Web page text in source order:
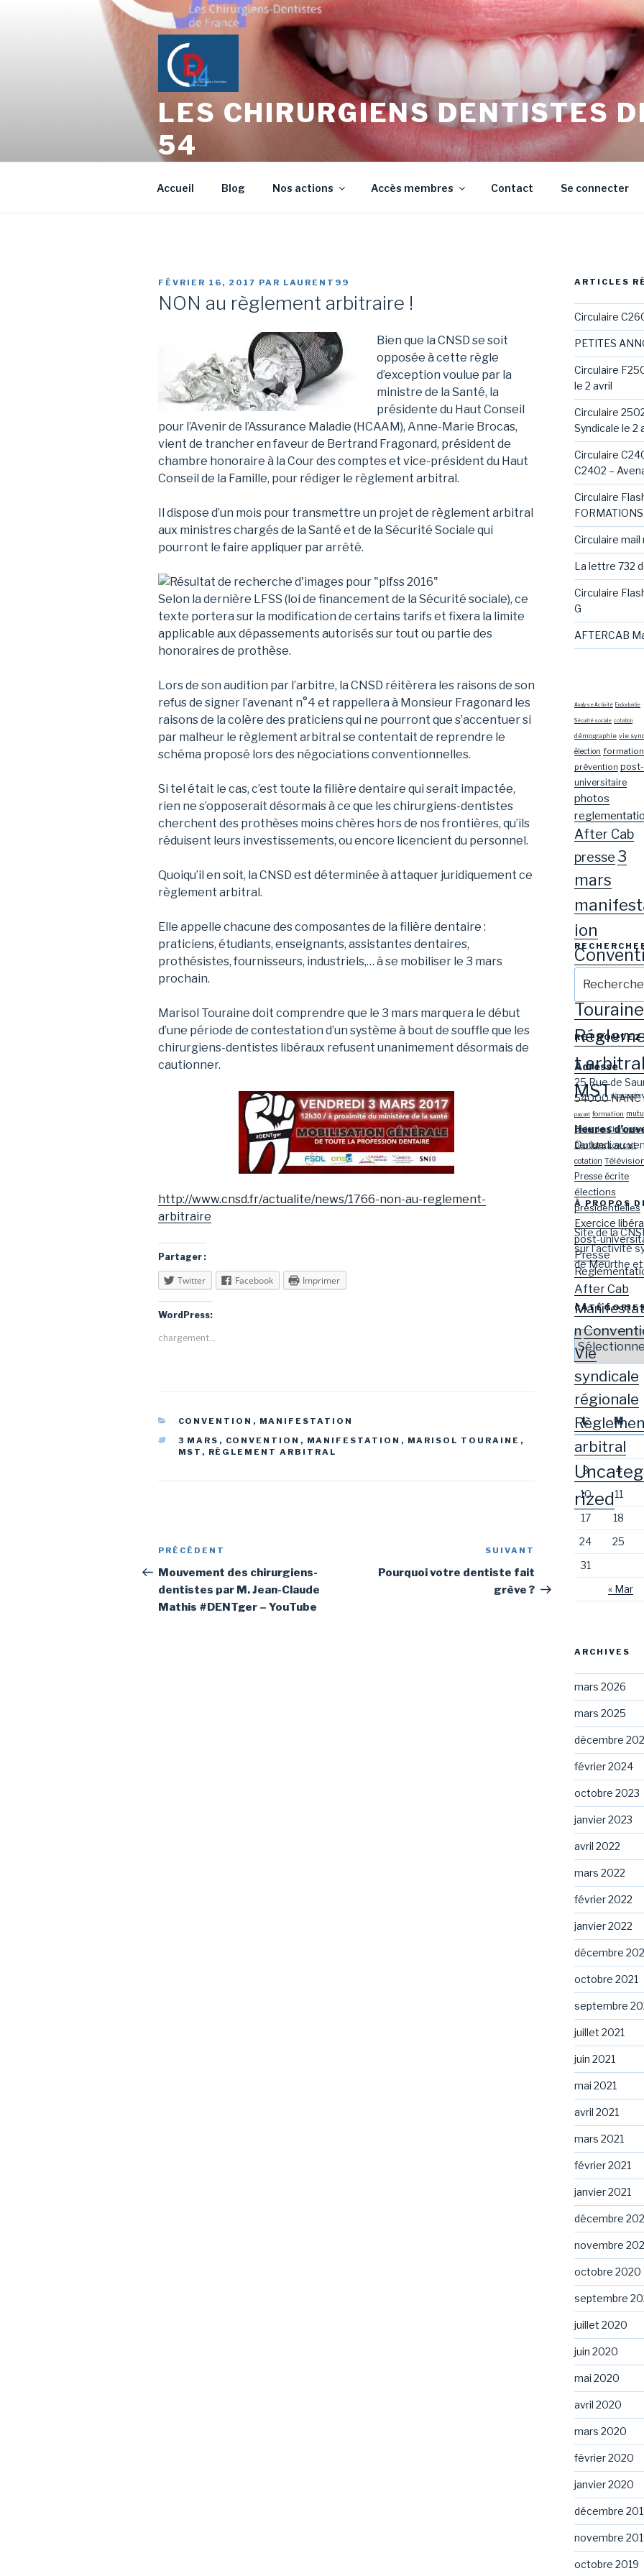
LES CHIRURGIENS DENTISTES
54
Accueil Blog Nos actions Accès membres Contact Se connecter
PUBLIÉ
FÉVRIER 16, 2017 PAR LAURENT99
NON au règlement arbitraire !
Bien que la CNSD se soit
opposée à cette règle
d’exception voulue par la
ministre de la Santé, la
présidente du Haut Conseil
pour l’Avenir de l’Assurance Maladie (HCAAM), Anne-Marie Brocas,
vient de trancher en faveur de Bertrand Fragonard, président de
chambre honoraire à la Cour des comptes et vice-président du Haut
Conseil de la Famille, pour rédiger le règlement arbitral.
Il dispose d’un mois pour transmettre un projet de règlement arbitral
aux ministres chargés de la Santé et de la Sécurité Sociale qui
pourront le faire appliquer par arrêté.
Selon la dernière LFSS (loi de financement de la Sécurité sociale), ce
texte portera sur la modification de certains tarifs et fixera la limite
applicable aux dépassements autorisés sur tout ou partie des
honoraires de prothèse.
Lors de son audition par l’arbitre, la CNSD réitèrera les raisons de son
refus de signer l’avenant n°4 et rappellera à Monsieur Fragonard les
raisons de la colère des praticiens qui ne pourront que s’accentuer si
par malheur le règlement arbitral se contentait de reprendre le
schéma proposé lors des négociations conventionnelles.
Si tel était le cas, c’est toute la filière dentaire qui serait impactée,
rien ne s’opposerait désormais à ce que les chirurgiens-dentistes
cherchent des prothèses moins chères hors de nos frontières, qu’ils
réduisent leurs investissements, ou encore licencient du personnel.
Quoiqu’il en soit, la CNSD est déterminée à attaquer juridiquement ce
règlement arbitral.
Elle appelle chacune des composantes de la filière dentaire :
praticiens, étudiants, enseignants, assistantes dentaires,
prothésistes, fournisseurs, industriels,… à se mobiliser le 3 mars
prochain.
Marisol Touraine doit comprendre que le 3 mars marquera le début
d’une période de contestation d’un système à bout de souffle que les
chirurgiens-dentistes libéraux refusent unanimement désormais de
cautionner.
http://www.cnsd.fr/actualite/news/1766-non-au-reglement-
arbitraire
Partager :
Twitter Facebook Imprimer
WordPress:
chargement…
CATÉGORIES
CONVENTION , MANIFESTATION
ÉTIQUETTES
3 MARS , CONVENTION , MANIFESTATION , MARISOL TOURAINE ,
MST , RÉGLEMENT ARBITRAL
Navigation
de
l’article
Article
précédent
PRÉCÉDENT
Mouvement des chirurgiens-
dentistes par M. Jean-Claude
Mathis #DENTger – YouTube
Article
SUIVANT
Pourquoi votre dentiste fait
grève ?
ARTICLES
Circulaire
PETITES
Circulaire
le 2 avril
Circulaire
Syndicale le 2
Circulaire
C2402 –
Circulaire
Circulaire mail
La lettre 732
Circulaire
G
AFTERCAB
Analyse Activité Endodontie
Sécurité sociale cotation
démographie vie
élection formation
prévention post-
universitaire
photos
After Cab
presse 3
mars
ion
nMarisol
Touraine
t
MSTdémographie
payant formation
Ordre des
Dentistes Low cost
cotation
Presse écrite
élections
présidentielles
Exercice
post-
Presse
After Cab
n
Vie
syndicale
régionale
arbitral
rized
pour
:
Adresse
25 Rue de
54000
Heures
Du lundi au
À PROPOS
Site de la
sur l'activité
de Meurthe
Catégories
L M
« Mar
3
4
10
11
17
18
24
25
31
ARCHIVES
mars 2026
mars 2025
décembre
février 2024
octobre 2023
janvier 2023
avril 2022
mars 2022
février 2022
janvier 2022
décembre
octobre 2021
septembre
juillet 2021
juin 2021
mai 2021
avril 2021
mars 2021
février 2021
janvier 2021
décembre
novembre
octobre 2020
septembre
juillet 2020
juin 2020
mai 2020
avril 2020
mars 2020
février 2020
janvier 2020
décembre
novembre
octobre 2019